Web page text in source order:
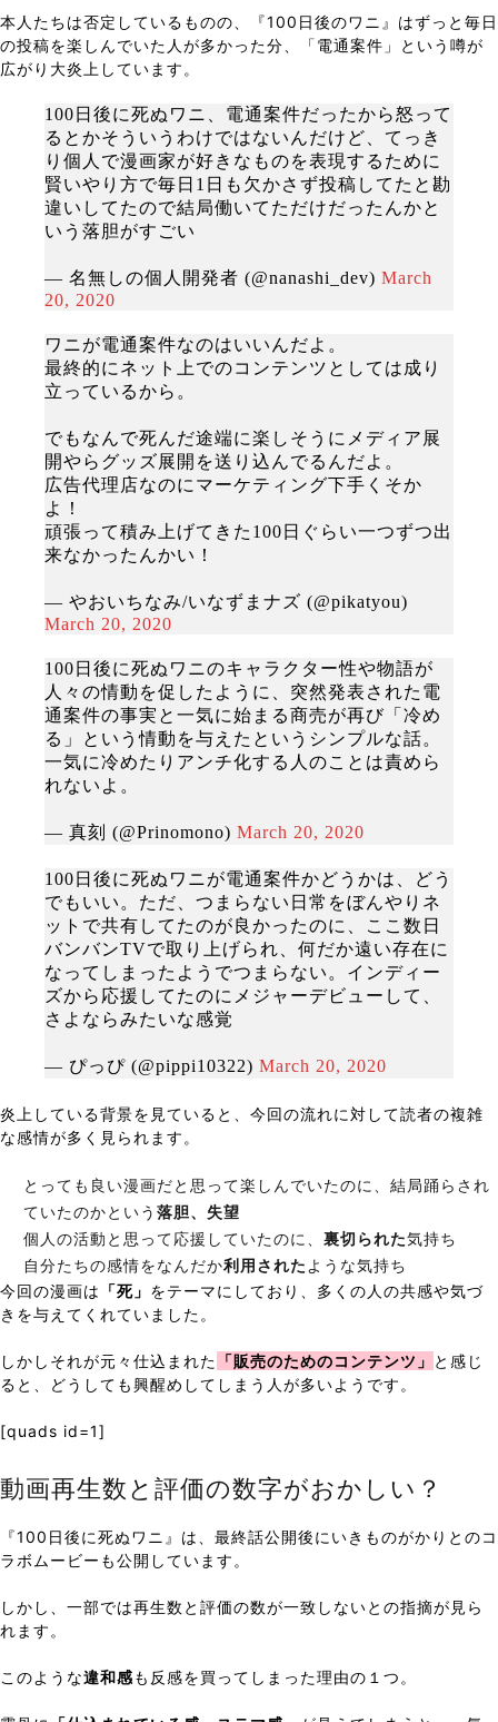
本人たちは否定しているものの、『100日後のワニ』はずっと毎日
の投稿を楽しんでいた人が多かった分、「電通案件」という噂が
広がり大炎上しています。
100日後に死ぬワニ、電通案件だったから怒って
るとかそういうわけではないんだけど、てっき
り個人で漫画家が好きなものを表現するために
賢いやり方で毎日1日も欠かさず投稿してたと勘
違いしてたので結局働いてただけだったんかと
いう落胆がすごい
— 名無しの個人開発者 (@nanashi_dev) March
20, 2020
ワニが電通案件なのはいいんだよ。
最終的にネット上でのコンテンツとしては成り
立っているから。
でもなんで死んだ途端に楽しそうにメディア展
開やらグッズ展開を送り込んでるんだよ。
広告代理店なのにマーケティング下手くそか
よ！
頑張って積み上げてきた100日ぐらい一つずつ出
来なかったんかい！
— やおいちなみ/いなずまナズ (@pikatyou)
March 20, 2020
100日後に死ぬワニのキャラクター性や物語が
人々の情動を促したように、突然発表された電
通案件の事実と一気に始まる商売が再び「冷め
る」という情動を与えたというシンプルな話。
一気に冷めたりアンチ化する人のことは責めら
れないよ。
— 真刻 (@Prinomono) March 20, 2020
100日後に死ぬワニが電通案件かどうかは、どう
でもいい。ただ、つまらない日常をぼんやりネ
ットで共有してたのが良かったのに、ここ数日
バンバンTVで取り上げられ、何だか遠い存在に
なってしまったようでつまらない。インディー
ズから応援してたのにメジャーデビューして、
さよならみたいな感覚
— ぴっぴ (@pippi10322) March 20, 2020
炎上している背景を見ていると、今回の流れに対して読者の複雑
な感情が多く見られます。
とっても良い漫画だと思って楽しんでいたのに、結局踊らされ
ていたのかという 落胆、失望
個人の活動と思って応援していたのに、 裏切られた気持ち
自分たちの感情をなんだか利用された ような気持ち
今回の漫画は 「死」 をテーマにしており、多くの人の共感や気づ
きを与えてくれていました。
しかしそれが元々仕込まれた 「販売のためのコンテンツ」 と感じ
ると、どうしても興醒めしてしまう人が多いようです。
[quads id=1]
動画再生数と評価の数字がおかしい？
『100日後に死ぬワニ』は、最終話公開後にいきものがかりとのコ
ラボムービーも公開しています。
しかし、一部では再生数と評価の数が一致しないとの指摘が見ら
れます。
このような違和感も反感を買ってしまった理由の１つ。